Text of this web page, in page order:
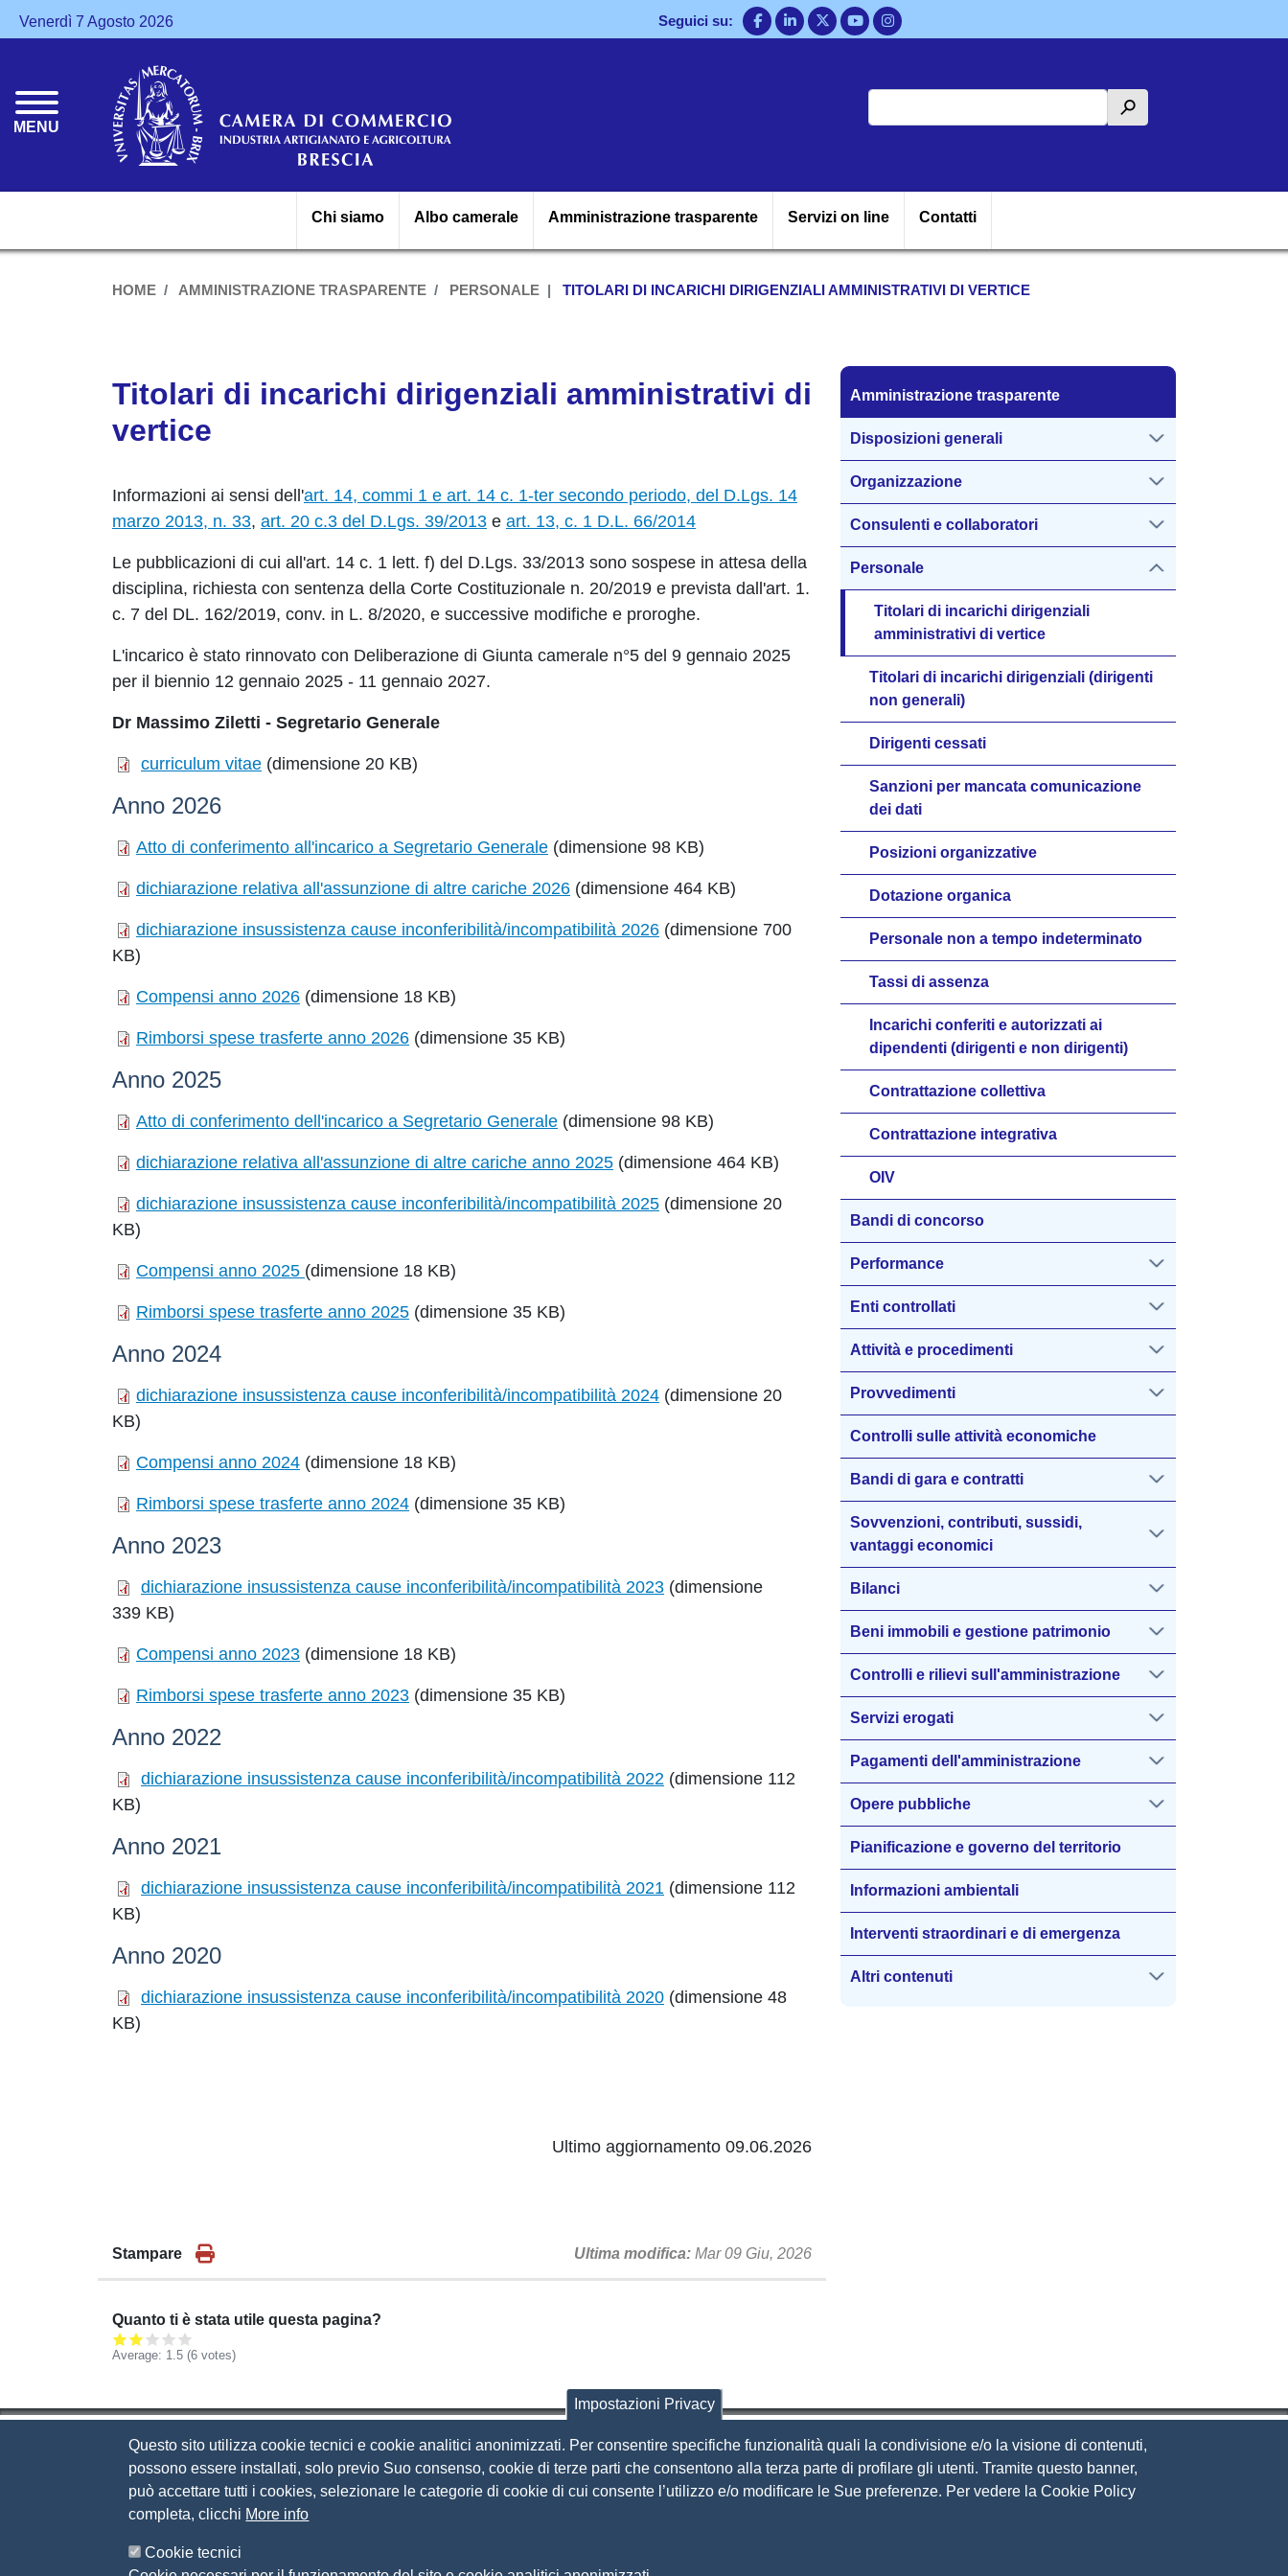
Salta
al
Venerdì 7 Agosto 2026 Seguici su:
MENU
h
Navigazione principale
Chi siamo Albo camerale Amministrazione trasparente Servizi on line Contatti
HOME AMMINISTRAZIONE TRASPARENTE PERSONALE TITOLARI DI INCARICHI DIRIGENZIALI AMMINISTRATIVI DI VERTICE
Titolari di incarichi dirigenziali amministrativi di
vertice
Informazioni ai sensi dell'art. 14, commi 1 e art. 14 c. 1-ter secondo periodo, del D.Lgs. 14
marzo 2013, n. 33, art. 20 c.3 del D.Lgs. 39/2013 e art. 13, c. 1 D.L. 66/2014
Le pubblicazioni di cui all'art. 14 c. 1 lett. f) del D.Lgs. 33/2013 sono sospese in attesa della
disciplina, richiesta con sentenza della Corte Costituzionale n. 20/2019 e prevista dall'art. 1.
c. 7 del DL. 162/2019, conv. in L. 8/2020, e successive modifiche e proroghe.
L'incarico è stato rinnovato con Deliberazione di Giunta camerale n°5 del 9 gennaio 2025
per il biennio 12 gennaio 2025 - 11 gennaio 2027.
Dr Massimo Ziletti - Segretario Generale
curriculum vitae (dimensione 20 KB)
Anno 2026
Atto di conferimento all'incarico a Segretario Generale (dimensione 98 KB)
dichiarazione relativa all'assunzione di altre cariche 2026 (dimensione 464 KB)
dichiarazione insussistenza cause inconferibilità/incompatibilità 2026 (dimensione 700
KB)
Compensi anno 2026 (dimensione 18 KB)
Rimborsi spese trasferte anno 2026 (dimensione 35 KB)
Anno 2025
Atto di conferimento dell'incarico a Segretario Generale (dimensione 98 KB)
dichiarazione relativa all'assunzione di altre cariche anno 2025 (dimensione 464 KB)
dichiarazione insussistenza cause inconferibilità/incompatibilità 2025 (dimensione 20
KB)
Compensi anno 2025 (dimensione 18 KB)
Rimborsi spese trasferte anno 2025 (dimensione 35 KB)
Anno 2024
dichiarazione insussistenza cause inconferibilità/incompatibilità 2024 (dimensione 20
KB)
Compensi anno 2024 (dimensione 18 KB)
Rimborsi spese trasferte anno 2024 (dimensione 35 KB)
Anno 2023
dichiarazione insussistenza cause inconferibilità/incompatibilità 2023 (dimensione
339 KB)
Compensi anno 2023 (dimensione 18 KB)
Rimborsi spese trasferte anno 2023 (dimensione 35 KB)
Anno 2022
dichiarazione insussistenza cause inconferibilità/incompatibilità 2022 (dimensione 112
KB)
Anno 2021
dichiarazione insussistenza cause inconferibilità/incompatibilità 2021 (dimensione 112
KB)
Anno 2020
dichiarazione insussistenza cause inconferibilità/incompatibilità 2020 (dimensione 48
KB)
Ultimo aggiornamento 09.06.2026
Stampare Ultima modifica Mar 09 Giu, 2026
Quanto ti è stata utile questa pagina?
Average: 1.5 (6 votes)
Amministrazione trasparente
Amministrazione trasparente
Disposizioni generali
Organizzazione
Consulenti e collaboratori
Personale
Titolari di incarichi dirigenziali
amministrativi di vertice
Titolari di incarichi dirigenziali (dirigenti
non generali)
Dirigenti cessati
Sanzioni per mancata comunicazione
dei dati
Posizioni organizzative
Dotazione organica
Personale non a tempo indeterminato
Tassi di assenza
Incarichi conferiti e autorizzati ai
dipendenti (dirigenti e non dirigenti)
Contrattazione collettiva
Contrattazione integrativa
OIV
Bandi di concorso
Performance
Enti controllati
Attività e procedimenti
Provvedimenti
Controlli sulle attività economiche
Bandi di gara e contratti
Sovvenzioni, contributi, sussidi,
vantaggi economici
Bilanci
Beni immobili e gestione patrimonio
Controlli e rilievi sull'amministrazione
Servizi erogati
Pagamenti dell'amministrazione
Opere pubbliche
Pianificazione e governo del territorio
Informazioni ambientali
Interventi straordinari e di emergenza
Altri contenuti
Camera di Commercio di Brescia
Contatti
Via Luigi Einaudi, 23, 25121 Brescia BS
Tel. 030 37251
Bandi di concorso
Impostazioni Privacy
Questo sito utilizza cookie tecnici e cookie analitici anonimizzati. Per consentire specifiche funzionalità quali la condivisione e/o la visione di contenuti,
possono essere installati, solo previo Suo consenso, cookie di terze parti che consentono alla terza parte di profilare gli utenti. Tramite questo banner,
può accettare tutti i cookies, selezionare le categorie di cookie di cui consente l’utilizzo e/o modificare le Sue preferenze. Per vedere la Cookie Policy
completa, clicchi More info
Cookie tecnici